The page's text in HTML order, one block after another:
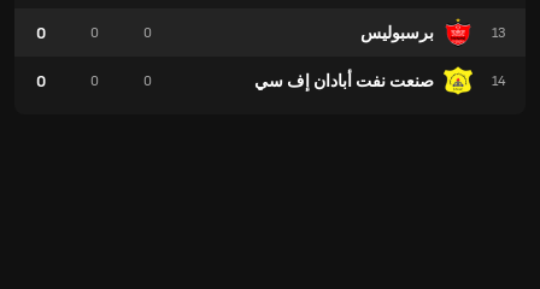
13 برسبوليس
14 صنعت نفت أبادان إف سي
0
0
0
0
0
0